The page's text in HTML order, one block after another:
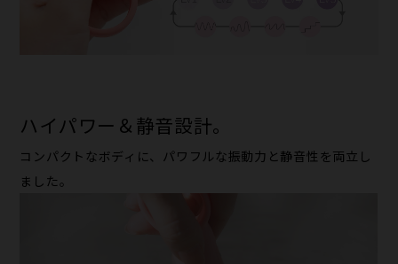
ハイパワー＆静音設計。
コンパクトな​ボディに、​パワフルな​振動力と​静音性を​両立し
ました。​